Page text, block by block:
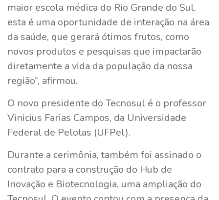
maior escola médica do Rio Grande do Sul,
esta é uma oportunidade de interação na área
da saúde, que gerará ótimos frutos, como
novos produtos e pesquisas que impactarão
diretamente a vida da população da nossa
região”, afirmou.
O novo presidente do Tecnosul é o professor
Vinicius Farias Campos, da Universidade
Federal de Pelotas (UFPel).
Durante a cerimônia, também foi assinado o
contrato para a construção do Hub de
Inovação e Biotecnologia, uma ampliação do